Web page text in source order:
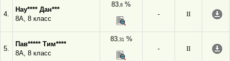
4.
Нау**** Дан***
8А, 8 класс
83,8 %
-
II
5.
Пав***** Тим****
8А, 8 класс
83,31%
-
II